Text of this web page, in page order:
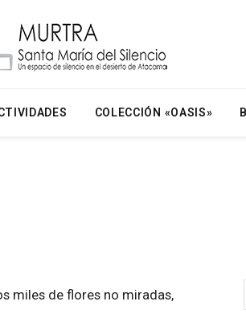
COLECCIÓN «OASIS»
miles de flores no miradas,